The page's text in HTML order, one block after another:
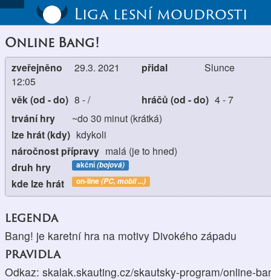
Liga lesní moudrosti
Online Bang!
zveřejněno
29.3. 2021
12:05
přidal Slunce
věk (od - do) 8 -/ hráčů (od - do) 4-7
trvání hry ~do 30 minut (krátká)
lze hrát (kdy) kdykoli
náročnost přípravy malá (je to hned)
druh hry akční(bojová)
kde lze hrát on-line(PC, mobil ...)
legenda
Bang! je karetní hra na motivy Divokého západu
pravidla
Odkaz: skalak.skauting.cz/skautsky-program/online-